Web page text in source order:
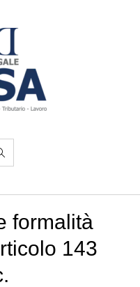
formalità
143